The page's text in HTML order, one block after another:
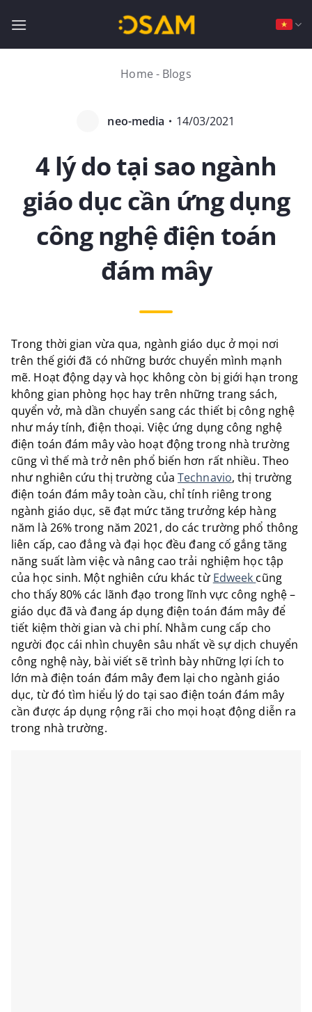
qua
Home- Blogs
neo-media ・ 14/03/2021
4 lý do tại sao ngành
giáo dục cần ứng dụng
công nghệ điện toán
đám mây
Trong thời gian vừa qua, ngành giáo dục ở mọi nơi
trên thế giới đã có những bước chuyển mình mạnh
mẽ. Hoạt động dạy và học không còn bị giới hạn trong
không gian phòng học hay trên những trang sách,
quyển vở, mà dần chuyển sang các thiết bị công nghệ
như máy tính, điện thoại. Việc ứng dụng công nghệ
điện toán đám mây vào hoạt động trong nhà trường
cũng vì thế mà trở nên phổ biến hơn rất nhiều. Theo
như nghiên cứu thị trường củaTechnavio, thị trường
điện toán đám mây toàn cầu, chỉ tính riêng trong
ngành giáo dục, sẽ đạt mức tăng trưởng kép hàng
năm là 26% trong năm 2021, do các trường phổ thông
liên cấp, cao đẳng và đại học đều đang cố gắng tăng
năng suất làm việc và nâng cao trải nghiệm học tập
của học sinh. Một nghiên cứu khác từ Edweek cũng
cho thấy 80% các lãnh đạo trong lĩnh vực công nghệ –
giáo dục đã và đang áp dụng điện toán đám mây để
tiết kiệm thời gian và chi phí. Nhằm cung cấp cho
người đọc cái nhìn chuyên sâu nhất về sự dịch chuyển
công nghệ này, bài viết sẽ trình bày những lợi ích to
lớn mà điện toán đám mây đem lại cho ngành giáo
dục, từ đó tìm hiểu lý do tại sao điện toán đám mây
cần được áp dụng rộng rãi cho mọi hoạt động diễn ra
trong nhà trường.